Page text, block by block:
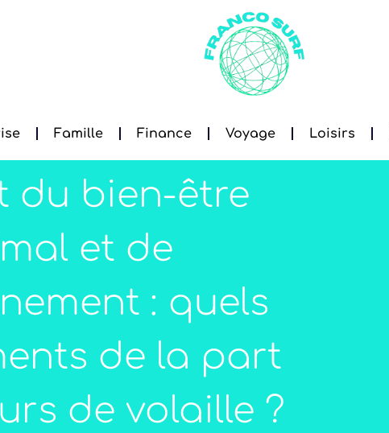
Famille Finance Voyage Loisirs
du bien-être
et de
: quels
de la part
de volaille ?